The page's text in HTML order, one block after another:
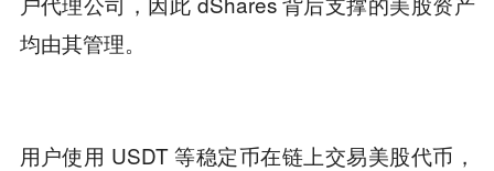
均由其管理。
用户使用 USDT 等稳定币在链上交易美股代币，